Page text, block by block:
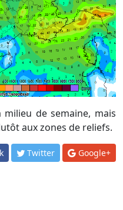
aux zones de reliefs.
Twitter Google+